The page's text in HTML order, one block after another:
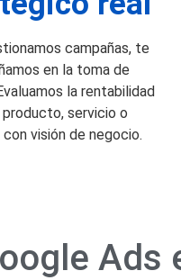
campañas, te
en la toma de
la rentabilidad
servicio o
visión de negocio.
Ads